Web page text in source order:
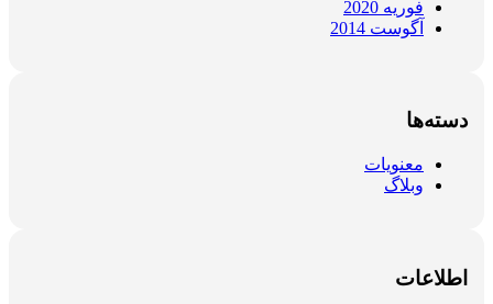
فوریه 2020
آگوست 2014
دسته‌ها
معنویات
وبلاگ
اطلاعات